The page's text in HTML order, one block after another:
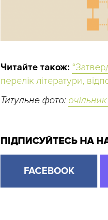
Читайте також:
перелік літератури,
Титульне фото:
ПІДПИСУЙТЕСЬ НА
FACEBOOK